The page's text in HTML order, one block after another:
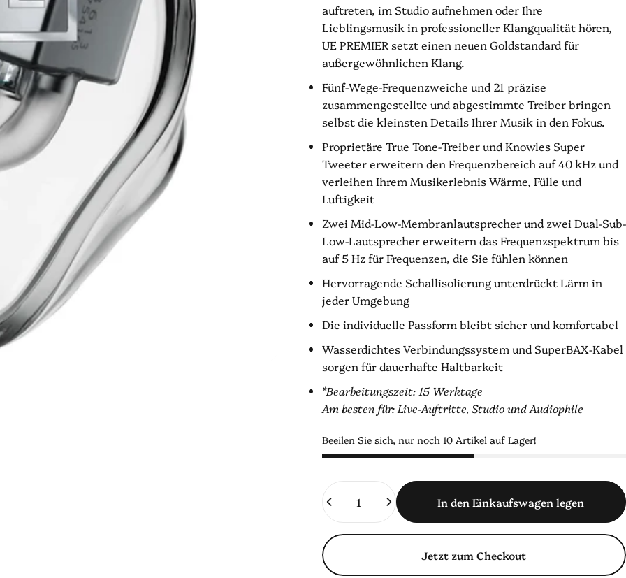
auftreten, im Studio aufnehmen oder Ihre
Lieblingsmusik in professioneller Klangqualität hören,
UE PREMIER setzt einen neuen Goldstandard für
außergewöhnlichen Klang.
Fünf-Wege-Frequenzweiche und 21 präzise
zusammengestellte und abgestimmte Treiber bringen
selbst die kleinsten Details Ihrer Musik in den Fokus.
Proprietäre True Tone-Treiber und Knowles Super
Tweeter erweitern den Frequenzbereich auf 40 kHz und
verleihen Ihrem Musikerlebnis Wärme, Fülle und
Luftigkeit
Zwei Mid-Low-Membranlautsprecher und zwei Dual-Sub-
Low-Lautsprecher erweitern das Frequenzspektrum bis
auf 5 Hz für Frequenzen, die Sie fühlen können
Hervorragende Schallisolierung unterdrückt Lärm in
jeder Umgebung
Die individuelle Passform bleibt sicher und komfortabel
Wasserdichtes Verbindungssystem und SuperBAX-Kabel
sorgen für dauerhafte Haltbarkeit
*Bearbeitungszeit: 15 Werktage
Am besten für: Live-Auftritte, Studio und Audiophile
Beeilen Sie sich, nur noch 10 Artikel auf Lager!
Anzahl
In den Einkaufswagen legen
Jetzt zum Checkout